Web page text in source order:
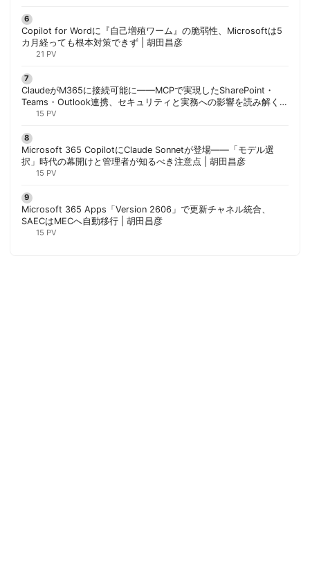
Copilot for Wordに『自己増殖ワーム』の脆弱性、Microsoftは5
カ月経っても根本対策できず | 胡田昌彦
21 PV
ClaudeがM365に接続可能に——MCPで実現したSharePoint・
Teams・Outlook連携、セキュリティと実務への影響を読み解く |
胡田昌彦
15 PV
Microsoft 365 CopilotにClaude Sonnetが登場——「モデル選
択」時代の幕開けと管理者が知るべき注意点 | 胡田昌彦
15 PV
Microsoft 365 Apps「Version 2606」で更新チャネル統合、
SAECはMECへ自動移行 | 胡田昌彦
15 PV